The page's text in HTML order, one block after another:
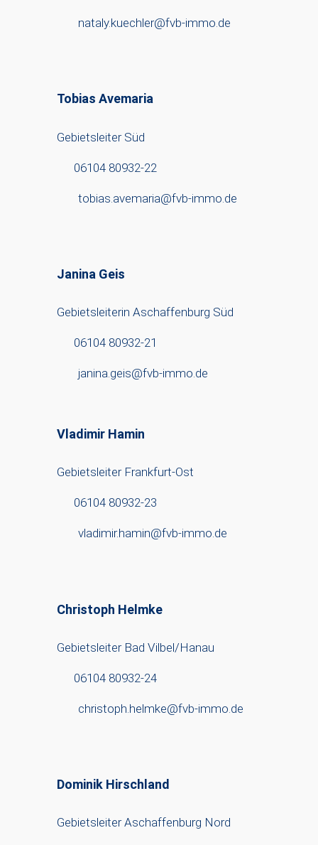
nataly.kuechler@fvb-immo.de
Tobias Avemaria
Gebietsleiter Süd
06104 80932-22
tobias.avemaria@fvb-immo.de
Janina Geis
Gebietsleiterin Aschaffenburg Süd
06104 80932-21
janina.geis@fvb-immo.de
Vladimir Hamin
Gebietsleiter Frankfurt-Ost
06104 80932-23
vladimir.hamin@fvb-immo.de
Christoph Helmke
Gebietsleiter Bad Vilbel/Hanau
06104 80932-24
christoph.helmke@fvb-immo.de
Dominik Hirschland
Gebietsleiter Aschaffenburg Nord